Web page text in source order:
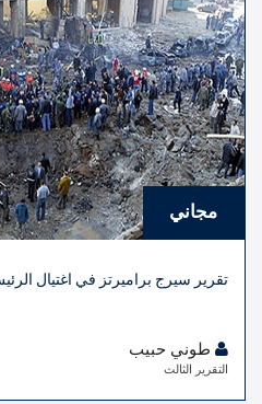
مجاني
تقرير سيرج براميرتز في اغتيال
التقرير الثالث